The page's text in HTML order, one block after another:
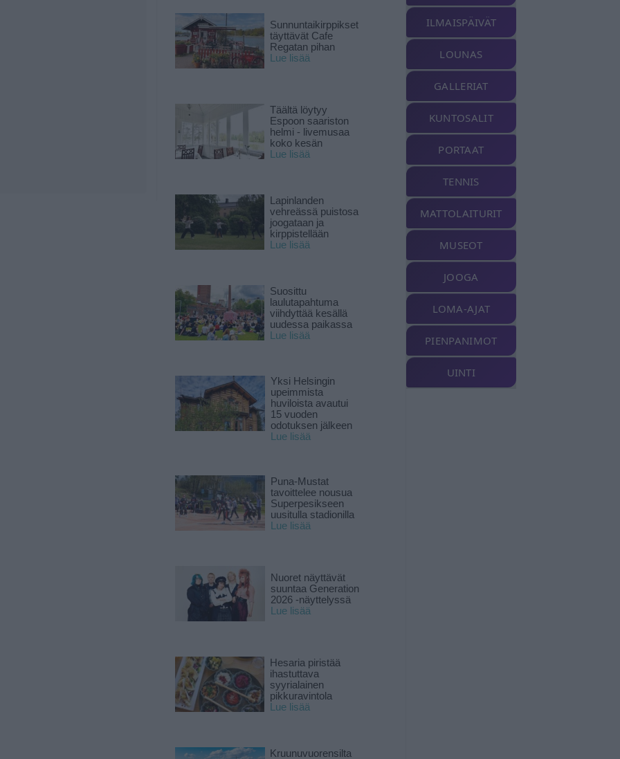
Sunnuntaikirppikset
täyttävät Cafe
Regatan pihan
Lue lisää
Täältä löytyy
Espoon saariston
helmi - livemusaa
koko kesän
Lue lisää
Lapinlanden
vehreässä puistosa
joogataan ja
kirppistellään
Lue lisää
Suosittu
laulutapahtuma
viihdyttää kesällä
uudessa paikassa
Lue lisää
Yksi Helsingin
upeimmista
huviloista avautui
15 vuoden
odotuksen jälkeen
Lue lisää
Puna-Mustat
tavoittelee nousua
Superpesikseen
uusitulla stadionilla
Lue lisää
Nuoret näyttävät
suuntaa Generation
2026 -näyttelyssä
Lue lisää
Hesaria piristää
ihastuttava
syyrialainen
pikkuravintola
Lue lisää
Kruunuvuorensilta
ILMAISPÄIVÄT
LOUNAS
GALLERIAT
KUNTOSALIT
PORTAAT
TENNIS
MATTOLAITURIT
MUSEOT
JOOGA
LOMA-AJAT
PIENPANIMOT
UINTI